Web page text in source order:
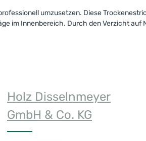
umzusetzen. Diese
im Innenbereich. Durch den Verzicht auf
Holz Disselnmeyer
GmbH & Co. KG